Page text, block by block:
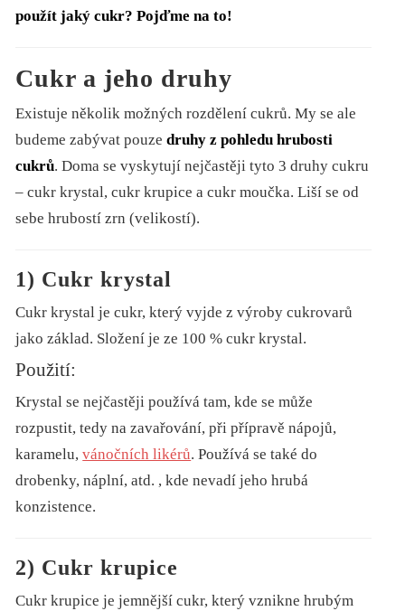
použít jaký cukr? Pojďme na to!
Cukr a jeho druhy
Existuje několik možných rozdělení cukrů. My se ale
budeme zabývat pouzedruhy z pohledu hrubosti
cukrů. Doma se vyskytují nejčastěji tyto 3 druhy cukru
– cukr krystal, cukr krupice a cukr moučka. Liší se od
sebe hrubostí zrn (velikostí).
1) Cukr krystal
Cukr krystal je cukr, který vyjde z výroby cukrovarů
jako základ. Složení je ze 100 % cukr krystal.
Použití:
Krystal se nejčastěji používá tam, kde se může
rozpustit, tedy na zavařování, při přípravě nápojů,
karamelu,vánočních likérů. Používá se také do
drobenky, náplní, atd. , kde nevadí jeho hrubá
konzistence.
2) Cukr krupice
Cukr krupice je jemnější cukr, který vznikne hrubým